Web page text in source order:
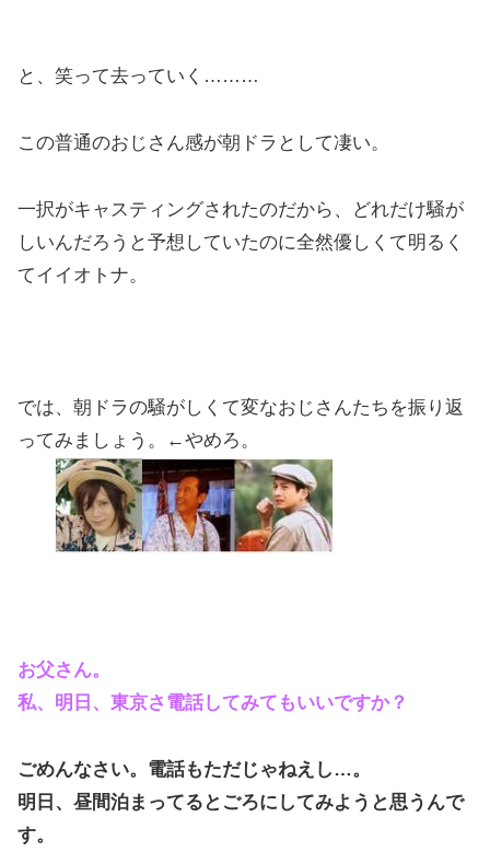
と、笑って去っていく………
この普通のおじさん感が朝ドラとして凄い。
一択がキャスティングされたのだから、どれだけ騒が
しいんだろうと予想していたのに全然優しくて明るく
てイイオトナ。
では、朝ドラの騒がしくて変なおじさんたちを振り返
ってみましょう。←やめろ。
お父さん。
私、明日、東京さ電話してみてもいいですか？
ごめんなさい。電話もただじゃねえし…。
明日、昼間泊まってるとごろにしてみようと思うんで
す。